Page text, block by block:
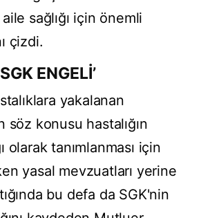
sağlığı için önemli
çizdi.
ENGELİ’
yakalanan
söz konusu hastalığın
olarak tanımlanması için
yasal mevzuatları yerine
bu defa da SGK'nin